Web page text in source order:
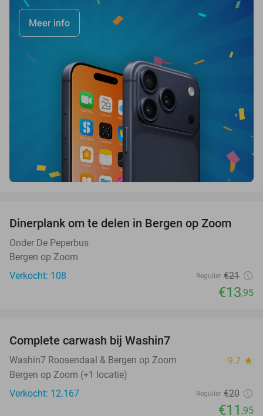
Meer info
34%
Dinerplank om te delen in Bergen op Zoom
Onder De Peperbus
Bergen op Zoom
Verkocht: 108
Regulier €21
€13,95
Complete carwash bij Washin7
Washin7 Roosendaal & Bergen op Zoom 9.7 star
Bergen op Zoom (+1 locatie)
Verkocht: 12.167
Regulier €20
€11 ,95